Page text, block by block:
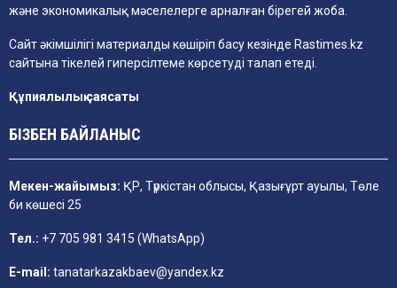
және экономикалық мәселелерге арналған бірегей жоба.
Сайт әкімшілігі материалды көшіріп басу кезінде Rastimes.kz
сайтына тікелей гиперсілтеме көрсетуді талап етеді.
Құпиялылық саясаты
БІЗБЕН БАЙЛАНЫС
Мекен-жайымыз: ҚР, Түркістан облысы, Қазығұрт ауылы, Төле
би көшесі 25
Тел.: +7 705 981 3415 (WhatsApp)
E-mail: tanatarkazakbaev@yandex.kz